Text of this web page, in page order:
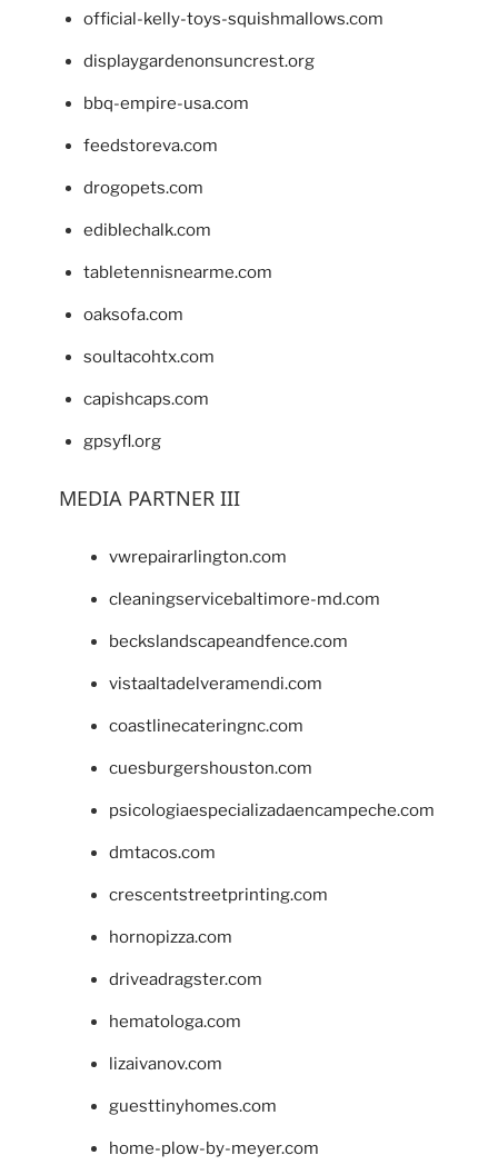
official-kelly-toys-squishmallows.com
displaygardenonsuncrest.org
bbq-empire-usa.com
feedstoreva.com
drogopets.com
ediblechalk.com
tabletennisnearme.com
oaksofa.com
soultacohtx.com
capishcaps.com
gpsyfl.org
MEDIA PARTNER III
vwrepairarlington.com
cleaningservicebaltimore-md.com
beckslandscapeandfence.com
vistaaltadelveramendi.com
coastlinecateringnc.com
cuesburgershouston.com
psicologiaespecializadaencampeche.com
dmtacos.com
crescentstreetprinting.com
hornopizza.com
driveadragster.com
hematologa.com
lizaivanov.com
guesttinyhomes.com
home-plow-by-meyer.com